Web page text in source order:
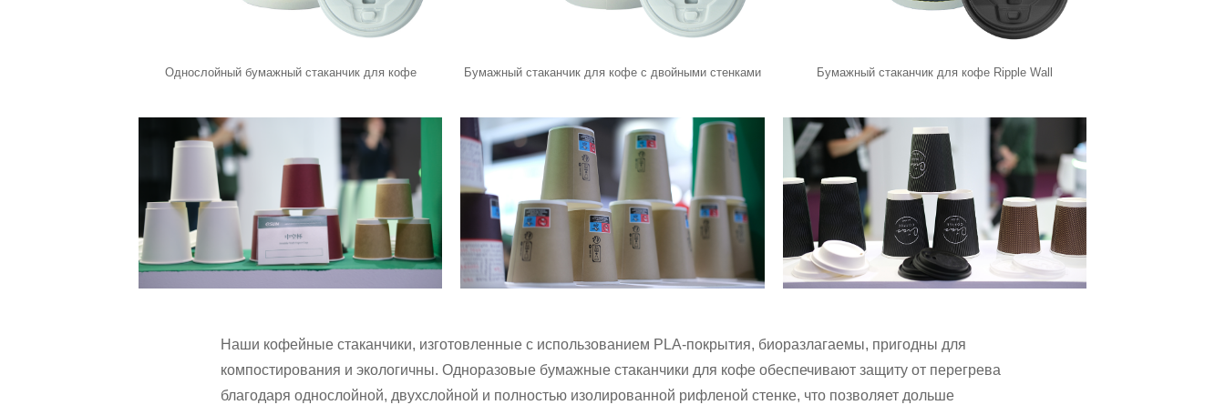
Однослойный бумажный стаканчик для кофе Бумажный стаканчик для кофе с двойными стенками Бумажный стаканчик для кофе Ripple Wall
Наши кофейные стаканчики, изготовленные с использованием PLA-покрытия, биоразлагаемы, пригодны для
компостирования и экологичны. Одноразовые бумажные стаканчики для кофе обеспечивают защиту от перегрева
благодаря однослойной, двухслойной и полностью изолированной рифленой стенке, что позволяет дольше